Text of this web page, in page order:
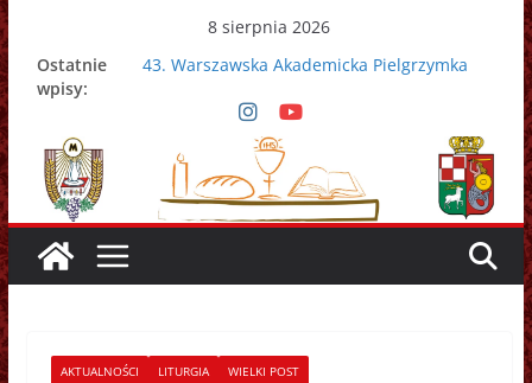
Przejdź
do
treści
8 sierpnia 2026
Ostatnie
wpisy:
43. Warszawska Akademicka Pielgrzymka
Nowy Papież – Leon XIV
Zmarł papież Franciszek
Adrian Galbas nowym metropolitą
warszawskim
Zmarł ks. prałat Kazimierz Apel
AKTUALNOŚCI LITURGIA WIELKI POST